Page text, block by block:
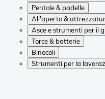
Pentole & padelle
All'aperto &
Asce e strumenti per il
Torce & batterie
Binocoli
Strumenti per la